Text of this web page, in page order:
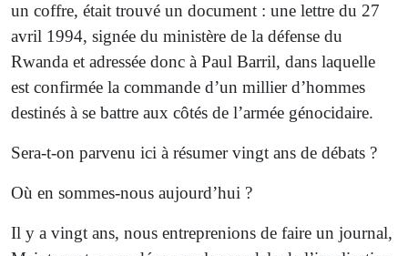
un coffre, était trouvé un document : une lettre du 27
avril 1994, signée du ministère de la défense du
Rwanda et adressée donc à Paul Barril, dans laquelle
est confirmée la commande d’un millier d’hommes
destinés à se battre aux côtés de l’armée génocidaire.
Sera-t-on parvenu ici à résumer vingt ans de débats ?
Où en sommes-nous aujourd’hui ?
Il y a vingt ans, nous entreprenions de faire un journal,